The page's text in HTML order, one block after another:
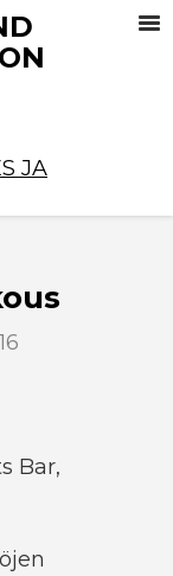
JA
Bar,